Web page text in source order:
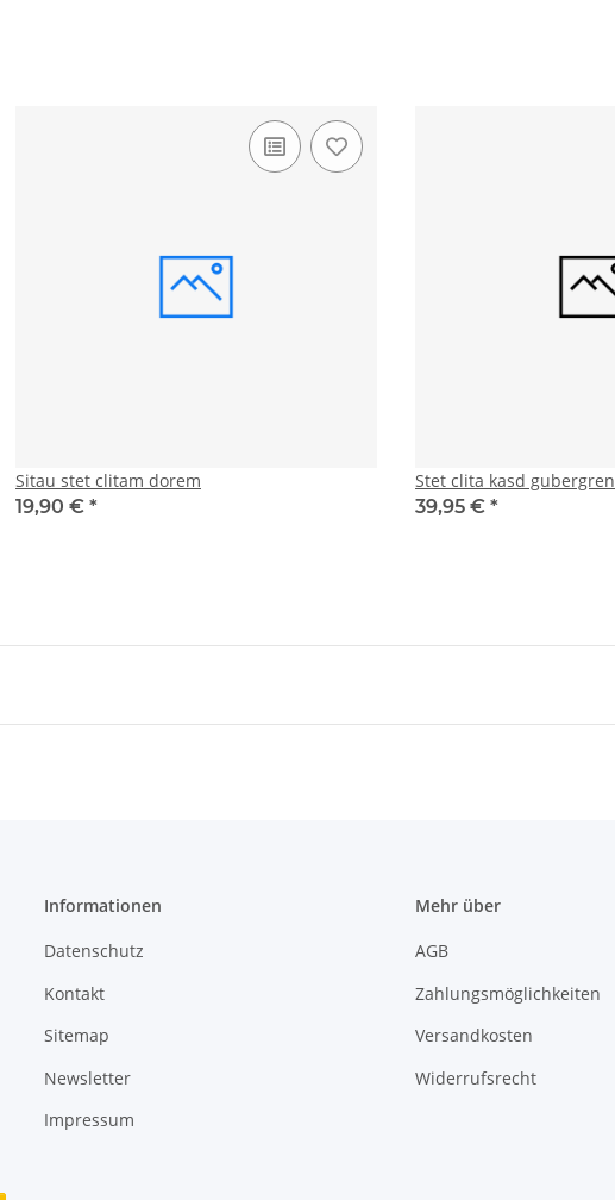
Sitau stet clitam dorem
19,90 € *
Stet clita kasd gubergren
39,95 € *
Informationen
Datenschutz
Kontakt
Sitemap
Newsletter
Impressum
Mehr über
AGB
Zahlungsmöglichkeiten
Versandkosten
Widerrufsrecht